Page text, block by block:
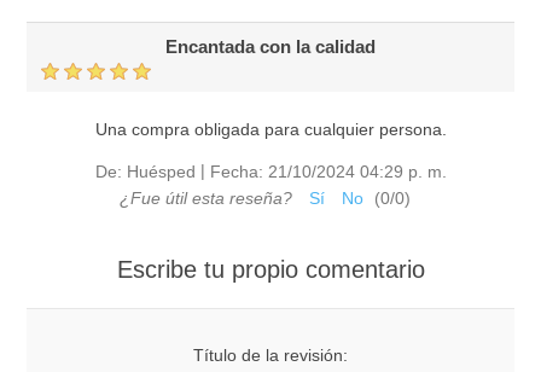
Encantada con la calidad
Una compra obligada para cualquier persona.
De: Huésped | Fecha: 21/10/2024 04:29 p. m.
¿Fue útil esta reseña?
Sí No (0/0)
Escribe tu propio comentario
Título de la revisión: